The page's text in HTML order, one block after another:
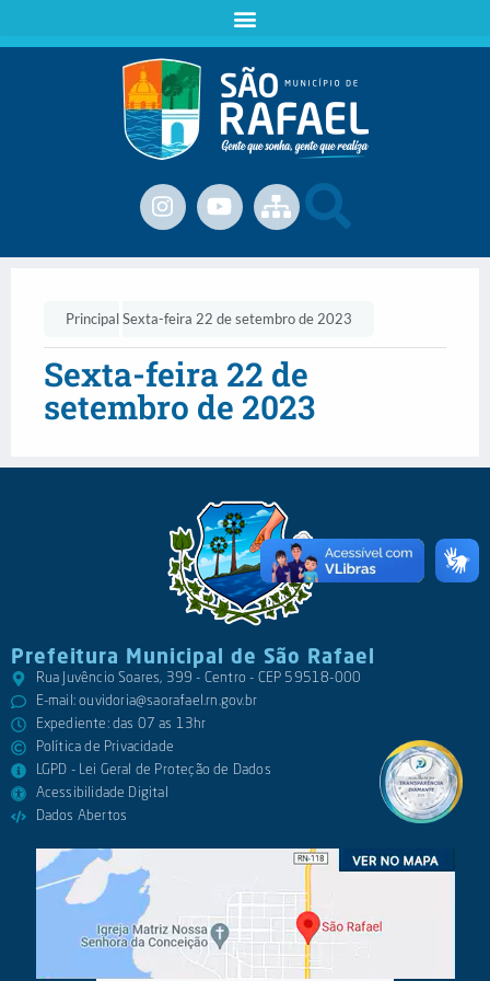
PrincipalSexta-feira 22 de setembro de 2023
Sexta-feira 22 de
setembro de 2023
Prefeitura Municipal de São Rafael
Rua Juvêncio Soares, 399 - Centro - CEP 59518-000
E-mail:ouvidoria@saorafael.rn.gov.br
Expediente: das 07 as 13hr
Política de Privacidade
LGPD - Lei Geral de Proteção de Dados
Acessibilidade Digital
Dados Abertos